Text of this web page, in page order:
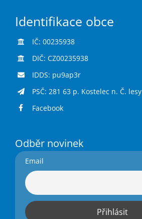
Identifikace obce
IČ: 00235938
DIČ: CZ00235938
IDDS: pu9ap3r
PSČ: 281 63 p. Kostelec n. Č. lesy
Facebook
Odběr novinek
Email